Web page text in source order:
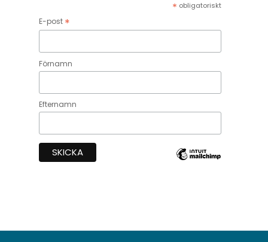
* obligatoriskt
E-post *
Förnamn
Efternamn